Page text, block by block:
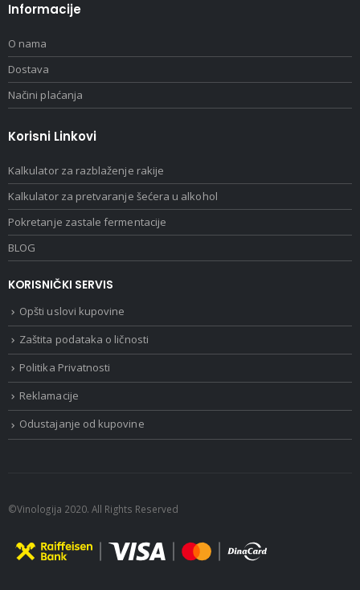
Informacije
O nama
Dostava
Načini plaćanja
Korisni Linkovi
Kalkulator za razblaženje rakije
Kalkulator za pretvaranje šećera u alkohol
Pokretanje zastale fermentacije
BLOG
KORISNIČKI SERVIS
Opšti uslovi kupovine
Zaštita podataka o ličnosti
Politika Privatnosti
Reklamacije
Odustajanje od kupovine
©Vinologija 2020. All Rights Reserved